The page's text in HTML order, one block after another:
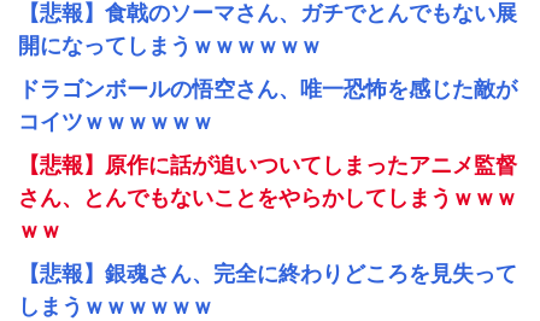
【悲報】食戟のソーマさん、ガチでとんでもない展
開になってしまうｗｗｗｗｗｗ
ドラゴンボールの悟空さん、唯一恐怖を感じた敵が
コイツｗｗｗｗｗｗ
【悲報】原作に話が追いついてしまったアニメ監督
さん、とんでもないことをやらかしてしまうｗｗｗ
ｗｗ
【悲報】銀魂さん、完全に終わりどころを見失って
しまうｗｗｗｗｗｗ